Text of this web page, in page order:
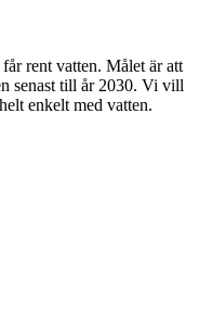
rent vatten. Målet är att
senast till år 2030. Vi vill
enkelt med vatten.